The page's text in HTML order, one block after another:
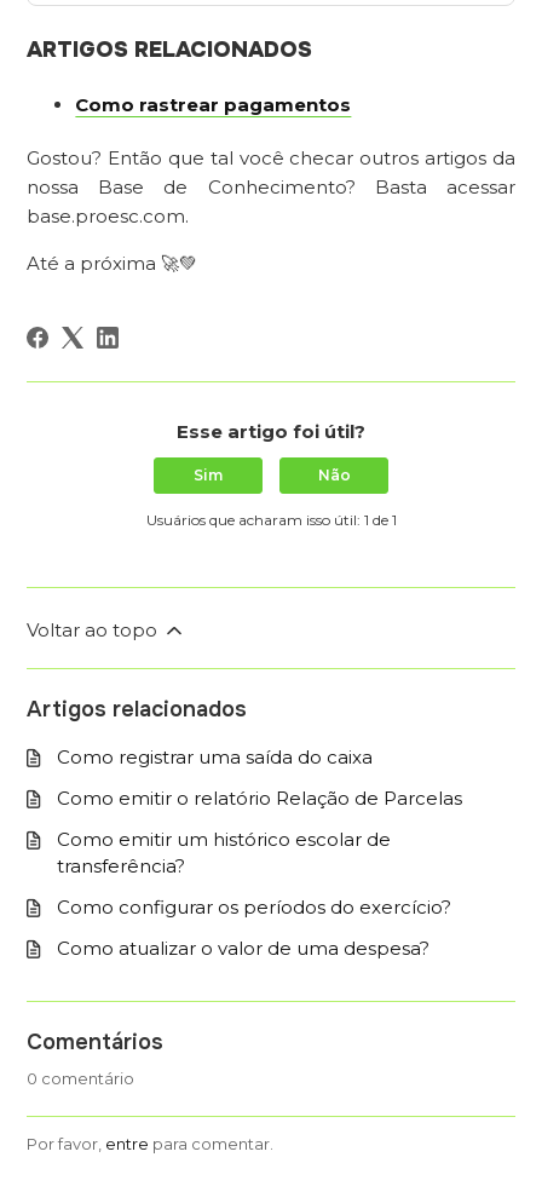
ARTIGOS RELACIONADOS
Como rastrear pagamentos
Gostou? Então que tal você checar outros artigos da
nossa Base de Conhecimento? Basta acessar
base.proesc.com.
Até a próxima 🚀💚
Esse artigo foi útil?
Sim Não
Usuários que acharam isso útil: 1 de 1
Voltar ao topo
Artigos relacionados
Como registrar uma saída do caixa
Como emitir o relatório Relação de Parcelas
Como emitir um histórico escolar de
transferência?
Como configurar os períodos do exercício?
Como atualizar o valor de uma despesa?
Comentários
0 comentário
Por favor, entre para comentar.